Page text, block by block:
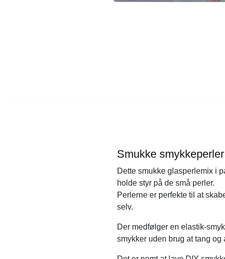
Smukke smykkeperler
Dette smukke glasperlemix i
holde styr på de små perler.
Perlerne er perfekte til at
selv.
Der medfølger en elastik-
smykker uden brug at tang